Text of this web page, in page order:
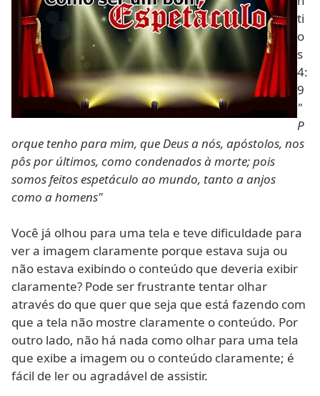
ti
o
s
4:
9
"
P
orque tenho para mim, que Deus a nós, apóstolos, nos
pôs por últimos, como condenados à morte; pois
somos feitos espetáculo ao mundo, tanto a anjos
como a homens"
Você já olhou para uma tela e teve dificuldade para
ver a imagem claramente porque estava suja ou
não estava exibindo o conteúdo que deveria exibir
claramente? Pode ser frustrante tentar olhar
através do que quer que seja que está fazendo com
que a tela não mostre claramente o conteúdo. Por
outro lado, não há nada como olhar para uma tela
que exibe a imagem ou o conteúdo claramente; é
fácil de ler ou agradável de assistir.